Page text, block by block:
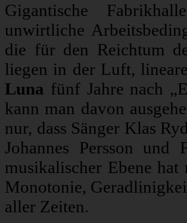
Gigantische
unwirtliche
die für den Reichtum
liegen in der Luft,
Luna fünf Jahre nach
kann man davon
nur, dass Sänger Klas
Johannes Persson
musikalischer Ebene
Monotonie,
aller Zeiten.